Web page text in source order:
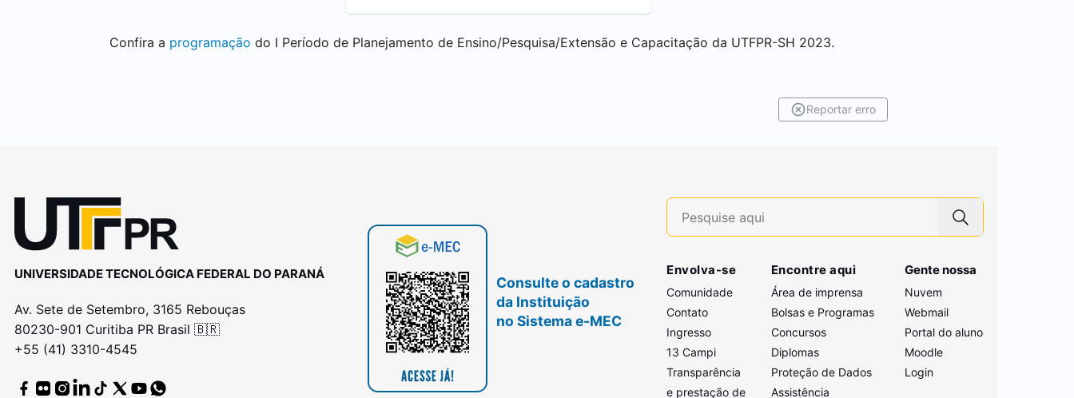
Confira a programação do I Período de Planejamento de Ensino/Pesquisa/Extensão e Capacitação da UTFPR-SH 2023.
Reportar erro
UNIVERSIDADE TECNOLÓGICA FEDERAL DO PARANÁ
Av. Sete de Setembro, 3165 Rebouças
80230-901 Curitiba PR Brasil 🇧🇷
+55 (41) 3310-4545
Consulte o cadastro
da Instituição
no Sistema e-MEC
Envolva-se
Comunidade
Contato
Ingresso
13 Campi
Transparência
e prestação de
Encontre aqui
Área de imprensa
Bolsas e Programas
Concursos
Diplomas
Proteção de Dados
Assistência
Gente nossa
Nuvem
Webmail
Portal do aluno
Moodle
Login